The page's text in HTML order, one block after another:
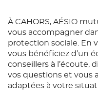
À CAHORS, AÉSIO
vous accompagner
protection sociale. En
vous bénéficiez d’un
conseillers à l’écoute,
vos questions et vous
adaptées à votre